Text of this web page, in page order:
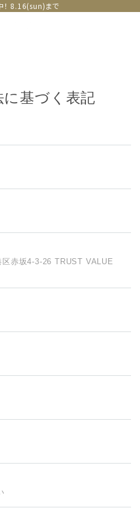
！ 8.16(sun)まで
に基づく表記
区赤坂4-3-26 TRUST VALUE